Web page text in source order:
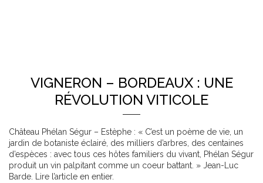
VIGNERON – BORDEAUX : UNE
RÉVOLUTION VITICOLE
Château Phélan Ségur – Estèphe : « C’est un poème de vie, un
jardin de botaniste éclairé, des milliers d’arbres, des centaines
d’espèces : avec tous ces hôtes familiers du vivant, Phélan Ségur
produit un vin palpitant comme un coeur battant. » Jean-Luc
Barde. Lire l’article en entier.